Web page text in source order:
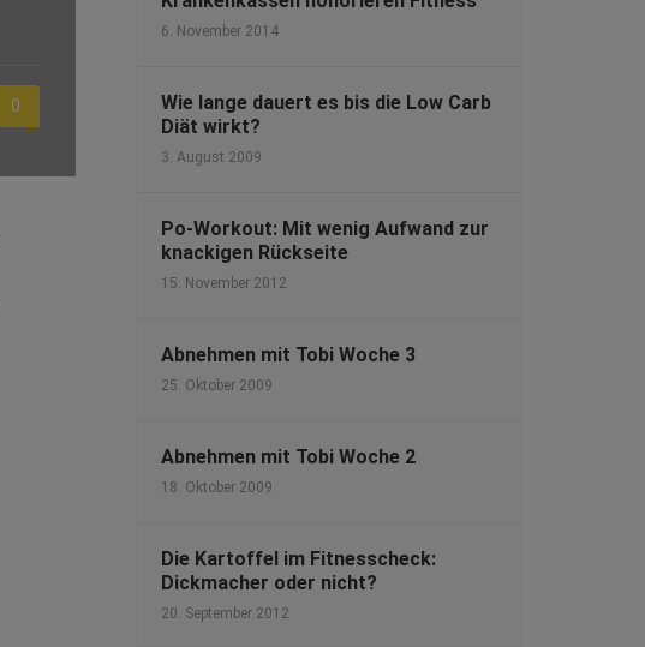
0
6. November 2014
Wie lange dauert es bis die Low Carb
Diät wirkt?
3. August 2009
Po-Workout: Mit wenig Aufwand zur
knackigen Rückseite
15. November 2012
Abnehmen mit Tobi Woche 3
25. Oktober 2009
Abnehmen mit Tobi Woche 2
18. Oktober 2009
Die Kartoffel im Fitnesscheck:
Dickmacher oder nicht?
20. September 2012